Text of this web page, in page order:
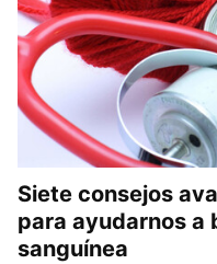
Siete consejos
para ayudarnos a
sanguínea